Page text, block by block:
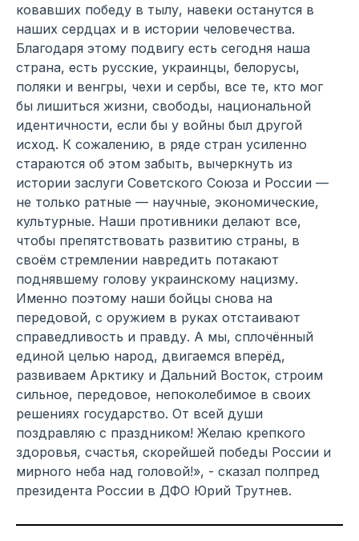
ковавших победу в тылу, навеки останутся в
наших сердцах и в истории человечества.
Благодаря этому подвигу есть сегодня наша
страна, есть русские, украинцы, белорусы,
поляки и венгры, чехи и сербы, все те, кто мог
бы лишиться жизни, свободы, национальной
идентичности, если бы у войны был другой
исход. К сожалению, в ряде стран усиленно
стараются об этом забыть, вычеркнуть из
истории заслуги Советского Союза и России —
не только ратные — научные, экономические,
культурные. Наши противники делают все,
чтобы препятствовать развитию страны, в
своём стремлении навредить потакают
поднявшему голову украинскому нацизму.
Именно поэтому наши бойцы снова на
передовой, с оружием в руках отстаивают
справедливость и правду. А мы, сплочённый
единой целью народ, двигаемся вперёд,
развиваем Арктику и Дальний Восток, строим
сильное, передовое, непоколебимое в своих
решениях государство. От всей души
поздравляю с праздником! Желаю крепкого
здоровья, счастья, скорейшей победы России и
мирного неба над головой!», - сказал полпред
президента России в ДФО Юрий Трутнев.